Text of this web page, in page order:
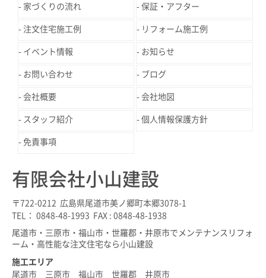
家づくりの流れ 保証・アフター
注文住宅施工例 リフォーム施工例
イベント情報 お知らせ
お問い合わせ ブログ
会社概要 会社地図
スタッフ紹介 個人情報保護方針
免責事項
有限会社小山建設
〒722-0212 広島県尾道市美ノ郷町本郷3078-1
TEL： 0848-48-1993 FAX : 0848-48-1938
尾道市・三原市・福山市・世羅郡・井原市でメンテナンスリフォ
ーム・高性能な注文住宅なら小山建設
施工エリア
尾道市 三原市 福山市 世羅郡 井原市